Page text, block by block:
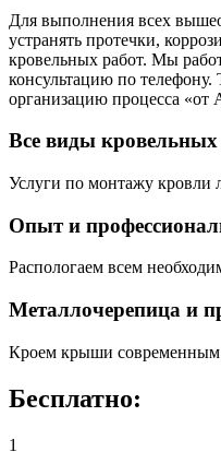
Для выполнения всех
устранять протечки,
кровельных работ. Мы
консультацию по
организацию процесса «от
Все виды кровельных
Услуги по монтажу кровли
Опыт и
Распологаем всем
Металлочерепица и
Кроем крыши современным
Бесплатно:
1